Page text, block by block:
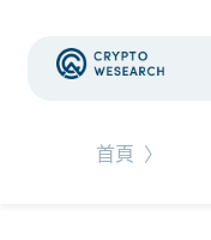
首頁 〉